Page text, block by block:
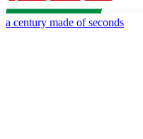
a century made of seconds